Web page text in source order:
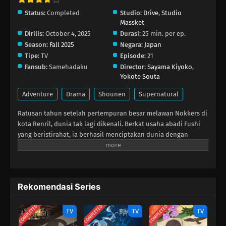
Status: Completed Studio: Drive, Studio
Massket
Dirilis: October 4, 2025 Durasi: 25 min. per ep.
Season: Fall 2025 Negara: Japan
Tipe: TV Episode: 21
Fansub: Samehadaku Director: Sayama Kiyoko,
Yokote Souta
Adventure Drama Shounen Supernatural
Ratusan tahun setelah pertempuran besar melawan Nokkers di
kota Renril, dunia tak lagi dikenali. Berkat usaha abadi Fushi
yang beristirahat, ia berhasil menciptakan dunia dengan
infrastruktur modern di mana ia dan semua makhluk hidup
teman-temannya dari masa lalu.Saat menjelajah, Fushi
bertemu Yuuki Aoki, siswi SMP yang ceria, yang cepat
menyambutnya bersama teman‑temannya ke rumahnya. Ketika
kelompok itu menetap di rumah baru dan belajar lebih banyak
Rekomendasi Series
COMPLETED TV COMPLETED TV COMPLETED TV